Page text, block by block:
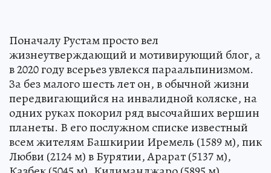
Поначалу Рустам просто вел
жизнеутверждающий и мотивирующий блог, а
в 2020 году всерьез увлекся параальпинизмом.
За без малого шесть лет он, в обычной жизни
передвигающийся на инвалидной коляске, на
одних руках покорил ряд высочайших вершин
планеты. В его послужном списке известный
всем жителям Башкирии Иремель (1589 м), пик
Любви (2124 м) в Бурятии, Арарат (5137 м),